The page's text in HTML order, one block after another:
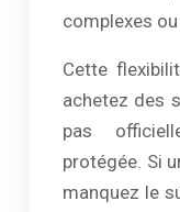
complexes
Cette
achetez des
pas
protégée. Si
manquez le